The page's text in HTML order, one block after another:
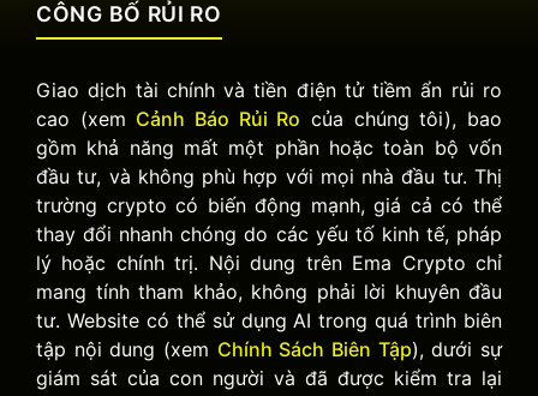
CÔNG BỐ RỦI RO
Giao dịch tài chính và tiền điện tử tiềm ẩn rủi ro
cao (xem Cảnh Báo Rủi Ro của chúng tôi), bao
gồm khả năng mất một phần hoặc toàn bộ vốn
đầu tư, và không phù hợp với mọi nhà đầu tư. Thị
trường crypto có biến động mạnh, giá cả có thể
thay đổi nhanh chóng do các yếu tố kinh tế, pháp
lý hoặc chính trị. Nội dung trên Ema Crypto chỉ
mang tính tham khảo, không phải lời khuyên đầu
tư. Website có thể sử dụng AI trong quá trình biên
tập nội dung (xem Chính Sách Biên Tập), dưới sự
giám sát của con người và đã được kiểm tra lại